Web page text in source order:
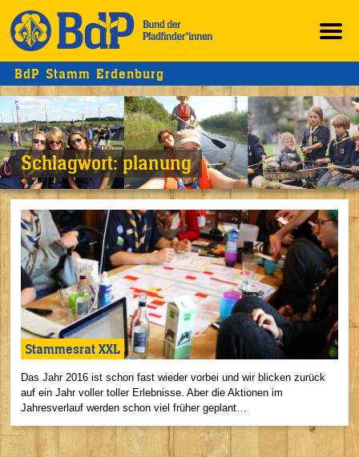
BdP Stamm Erdenburg
Schlagwort:planung
Stammesrat XXL
Das Jahr 2016 ist schon fast wieder vorbei und wir blicken zurück
auf ein Jahr voller toller Erlebnisse. Aber die Aktionen im
Jahresverlauf werden schon viel früher geplant…